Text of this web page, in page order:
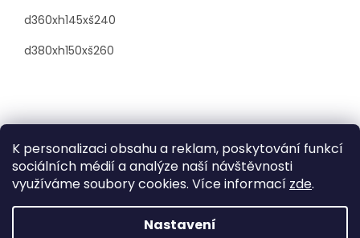
K personalizaci obsahu a reklam, poskytování funkcí
sociálních médií a analýze naší návštěvnosti
využíváme soubory cookies. Více informací zde.
Nastavení
d360xh145xš240
d380xh150xš260
á
Vytvořil Shoptet